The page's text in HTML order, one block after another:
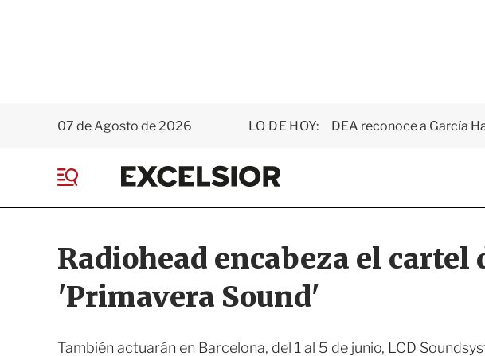
07 de Agosto de 2026 LO DE HOY: DEA reconoce a García
E
x
e
s
o
r
e
Radiohead encabeza el
'Primavera Sound'
También actuarán en Barcelona, del 1 al 5 de junio, LCD